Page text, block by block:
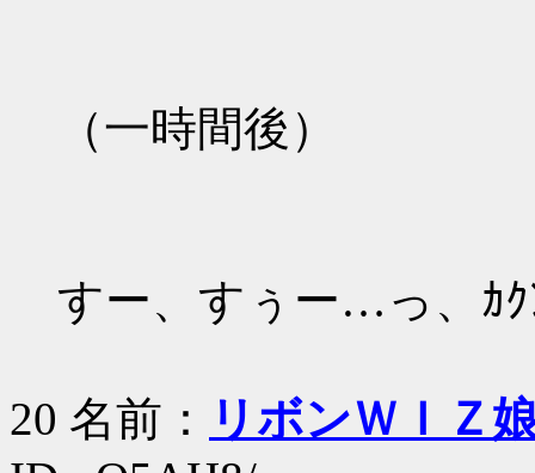
（一時間後）
すー、すぅー…っ、
20 名前：
リボンＷＩＺ